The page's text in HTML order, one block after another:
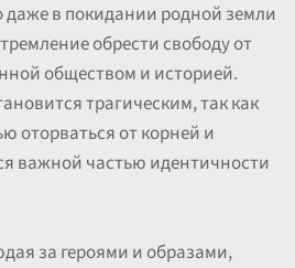
даже в покидании родной земли
обрести свободу от
обществом и историей.
трагическим, так как
оторваться от корней и
важной частью идентичности
за героями и образами,